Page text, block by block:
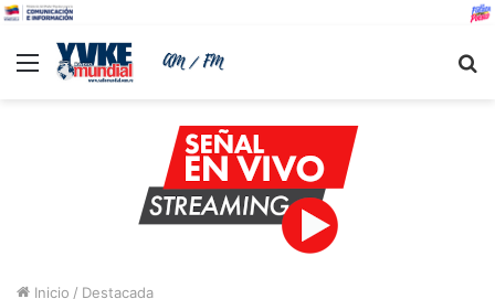
Menu
Inicio / Destacada